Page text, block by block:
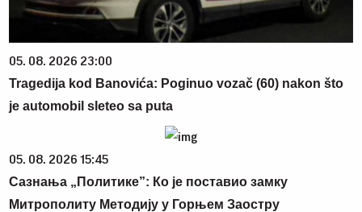
05. 08. 2026 23:00
Tragedija kod Banovića: Poginuo vozač (60) nakon što
je automobil sleteo sa puta
05. 08. 2026 15:45
Сазнања „Политике”: Ко је поставио замку
Митрополиту Методију у Горњем Заостру